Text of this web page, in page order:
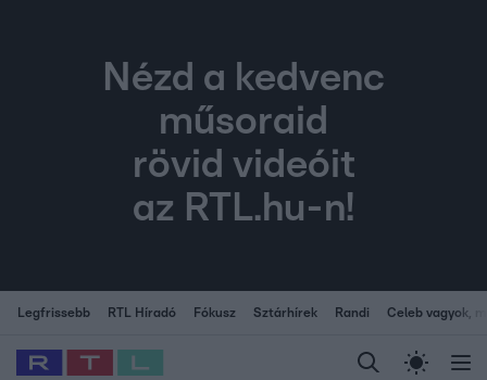
Nézd a kedvenc
műsoraid
rövid videóit
az RTL.hu-n!
Legfrissebb RTL Híradó Fókusz Sztárhírek Randi Celeb vagyok,